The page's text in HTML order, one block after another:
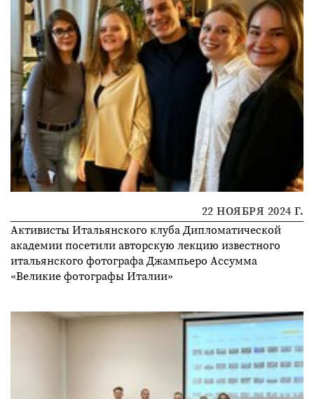
22 НОЯБРЯ 2024 Г.
Активисты Итальянского клуба Дипломатической
академии посетили авторскую лекцию известного
итальянского фотографа Джампьеро Ассумма
«Великие фотографы Италии»